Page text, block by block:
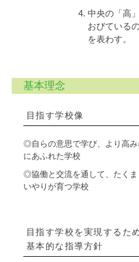
中央の「高
おびている
を表わす。
基本理念
目指す学校像
◎自らの意思で学び、より高
にあふれた学校
◎協働と交流を通して、たく
いやりが育つ学校
目指す学校を実現するた
基本的な指導方針